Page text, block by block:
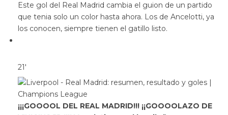
Este gol del Real Madrid cambia el guion de un partido
que tenia solo un color hasta ahora. Los de Ancelotti, ya
los conocen, siempre tienen el gatillo listo.
21′
¡¡¡GOOOOL DEL REAL MADRID!!! ¡¡GOOOOLAZO DE